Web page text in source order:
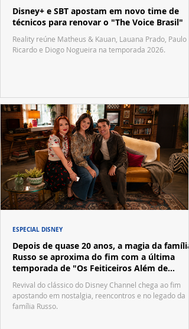
Disney+ e SBT apostam em novo time de
técnicos para renovar o "The Voice Brasil"
Reality reúne Matheus & Kauan, Lauana Prado, Paulo
Ricardo e Diogo Nogueira na temporada 2026.
Depois de quase 20 anos, a magia da família
Russo se aproxima do fim com a última
temporada de "Os Feiticeiros Além de
Waverly Place"
Revival do clássico do Disney Channel chega ao fim
apostando em nostalgia, reencontros e no legado da
família Russo.
ESPECIAL DISNEY